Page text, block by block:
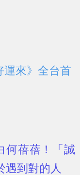
運來》全台首
何蓓蓓！「誠
遇到對的人